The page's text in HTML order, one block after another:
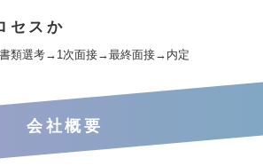
セスか
書類選考→1次面接→最終面接→内定
会社概要